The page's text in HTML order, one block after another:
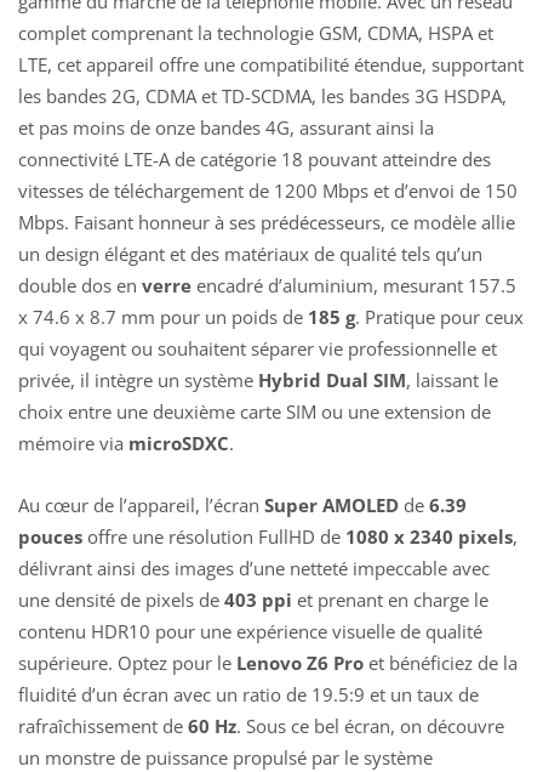
complet comprenant la technologie GSM, CDMA, HSPA et
LTE, cet appareil offre une compatibilité étendue, supportant
les bandes 2G, CDMA et TD-SCDMA, les bandes 3G HSDPA,
et pas moins de onze bandes 4G, assurant ainsi la
connectivité LTE-A de catégorie 18 pouvant atteindre des
vitesses de téléchargement de 1200 Mbps et d’envoi de 150
Mbps. Faisant honneur à ses prédécesseurs, ce modèle allie
un design élégant et des matériaux de qualité tels qu’un
double dos en verre encadré d’aluminium, mesurant 157.5
x 74.6 x 8.7 mm pour un poids de 185 g. Pratique pour ceux
qui voyagent ou souhaitent séparer vie professionnelle et
privée, il intègre un système Hybrid Dual SIM, laissant le
choix entre une deuxième carte SIM ou une extension de
mémoire via microSDXC.
Au cœur de l’appareil, l’écran Super AMOLED de 6.39
pouces offre une résolution FullHD de 1080 x 2340 pixels,
délivrant ainsi des images d’une netteté impeccable avec
une densité de pixels de 403 ppi et prenant en charge le
contenu HDR10 pour une expérience visuelle de qualité
supérieure. Optez pour le Lenovo Z6 Pro et bénéficiez de la
fluidité d’un écran avec un ratio de 19.5:9 et un taux de
rafraîchissement de 60 Hz. Sous ce bel écran, on découvre
un monstre de puissance propulsé par le système